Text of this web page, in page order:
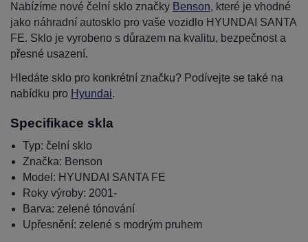
Nabízíme nové čelní sklo značky Benson, které je vhodné
jako náhradní autosklo pro vaše vozidlo HYUNDAI SANTA
FE. Sklo je vyrobeno s důrazem na kvalitu, bezpečnost a
přesné usazení.
Hledáte sklo pro konkrétní značku? Podívejte se také na
nabídku pro Hyundai.
Specifikace skla
Typ: čelní sklo
Značka: Benson
Model: HYUNDAI SANTA FE
Roky výroby: 2001-
Barva: zelené tónování
Upřesnění: zelené s modrým pruhem